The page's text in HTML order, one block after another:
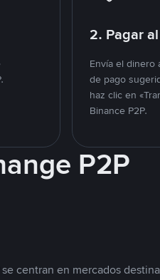
2. Pagar
Envía el dinero
de pago
haz clic en
Binance P2P.
P2P
centran en mercados